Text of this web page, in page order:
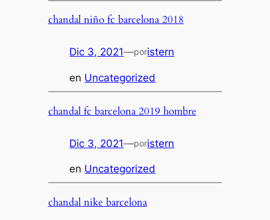
chandal niño fc barcelona 2018
Dic 3, 2021—poristern
en Uncategorized
chandal fc barcelona 2019 hombre
Dic 3, 2021—poristern
en Uncategorized
chandal nike barcelona